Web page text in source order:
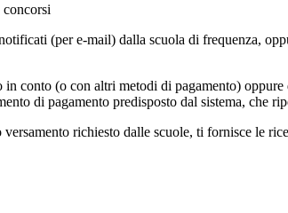
(per e-mail) dalla scuola di frequenza,
conto (o con altri metodi di pagamento) oppure
di pagamento predisposto dal sistema, che
richiesto dalle scuole, ti fornisce le